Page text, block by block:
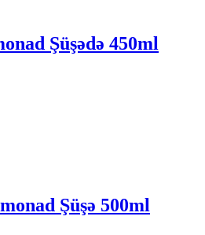
Şüşədə 450ml
Şüşə 500ml